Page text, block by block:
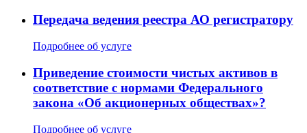
Передача ведения реестра АО регистратору
Подробнее об услуге
Приведение стоимости чистых активов в
соответствие с нормами Федерального
закона «Об акционерных обществах»?
Подробнее об услуге